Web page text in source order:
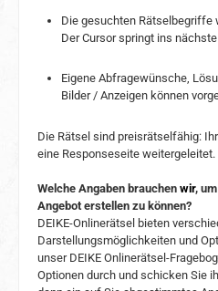
Die gesuchten
Der Cursor springt ins nächste
Eigene Abfragewünsche,
Bilder / Anzeigen können
Die Rätsel sind preisrätselfähig:
eine Responseseite weitergeleitet.
Welche Angaben brauchen wir,
Angebot erstellen zu können?
DEIKE-Onlinerätsel bieten
Darstellungsmöglichkeiten und
unser DEIKE Onlinerätsel-
Optionen durch und schicken Sie